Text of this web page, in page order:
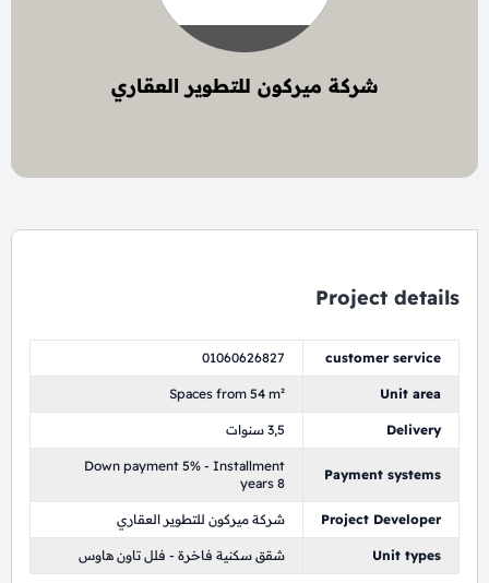
شركة ميركون للتطوير العقاري
Project details
customer service
01060626827
Unit area
Spaces from 54 m²
Delivery 3,5 سنوات
Payment systems
Down payment 5% - Installment
years 8
Project Developer شركة ميركون للتطوير العقاري
Unit types شقق سكنية فاخرة - فلل تاون هاوس